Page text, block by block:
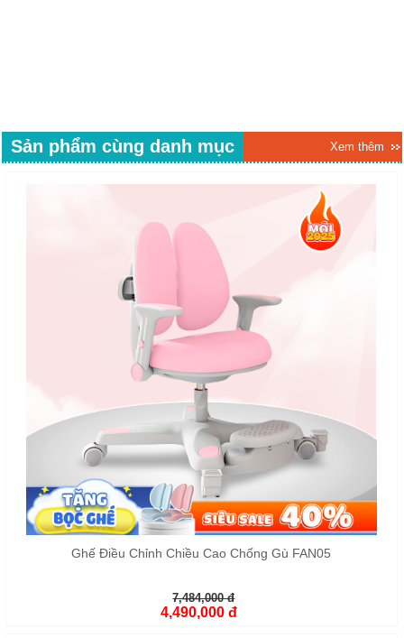
Sản phẩm cùng danh mục Xem thêm
Ghế Điều Chỉnh Chiều Cao Chống Gù FAN05
7,484,000 đ
4,490,000 đ